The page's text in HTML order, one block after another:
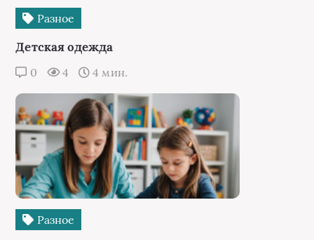
Разное
Детская одежда
0 4 4 мин.
Разное